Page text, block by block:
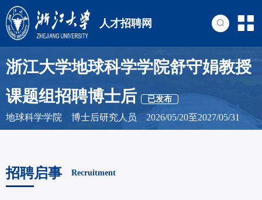
人才招聘网
浙江大学地球科学学院舒守娟教授
课题组招聘博士后
已发布
地球科学学院 博士后研究人员 2026/05/20至2027/05/31
招聘启事 Recruitment